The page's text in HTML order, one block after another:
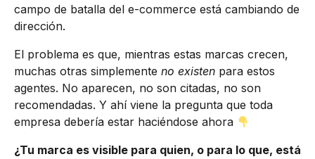
campo de batalla del e-commerce está cambiando de
dirección.
El problema es que, mientras estas marcas crecen,
muchas otras simplemente no existen para estos
agentes. No aparecen, no son citadas, no son
recomendadas. Y ahí viene la pregunta que toda
empresa debería estar haciéndose ahora
¿Tu marca es visible para quien, o para lo que, está